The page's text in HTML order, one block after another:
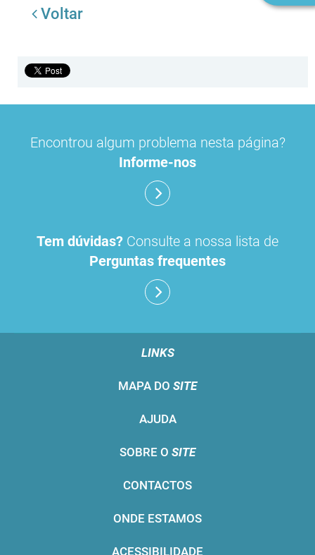
Voltar
Encontrou algum problema nesta página?
Informe-nos
Tem dúvidas? Consulte a nossa lista de
Perguntas frequentes
LINKS
MAPA DO SITE
AJUDA
SOBRE O SITE
CONTACTOS
ONDE ESTAMOS
ACESSIBILIDADE